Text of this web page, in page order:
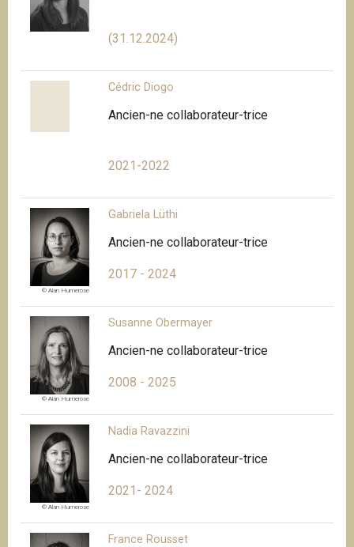
(31.12.2024)
Cédric Diogo
Ancien-ne collaborateur-trice
2021-2022
© Alan Humerose
Gabriela Lüthi
Ancien-ne collaborateur-trice
2017 - 2024
© Alan Humerose
Susanne Obermayer
Ancien-ne collaborateur-trice
2008 - 2025
© Alan Humerose
Nadia Ravazzini
Ancien-ne collaborateur-trice
2021- 2024
France Rousset